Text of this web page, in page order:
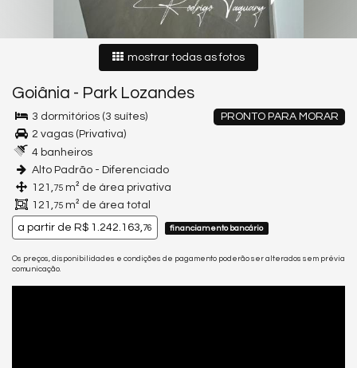
mostrar todas as fotos
Goiânia - Park Lozandes
PRONTO PARA MORAR
3 dormitórios (3 suítes)
2 vagas (Privativa)
4 banheiros
Alto Padrão - Diferenciado
121,75 m² de área privativa
121,75 m² de área total
a partir de R$ 1.242.163,76 financiamento bancário
Os preços, disponibilidades e condições de pagamento poderão ser alterados sem prévia
comunicação.